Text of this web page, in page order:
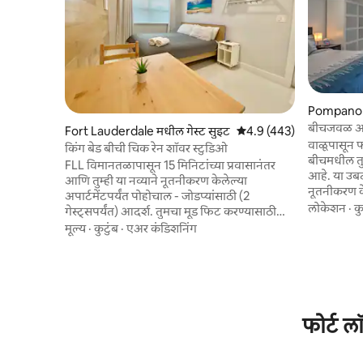
Fort Lauderdale मधील गेस्ट सुइट 5 पैकी 4.9 सरासरी रेटिंग,
4.9 (443)
किंग बेड बीची चिक रेन शॉवर स्टुडिओ
FLL विमानतळापासून 15 मिनिटांच्या प्रवासानंतर
आणि तुम्ही या नव्याने नूतनीकरण केलेल्या
अपार्टमेंटपर्यंत पोहोचाल - जोडप्यांसाठी (2
गेस्ट्सपर्यंत) आदर्श. तुमचा मूड फिट करण्यासाठी
एलईडी लाईट्स बदला! लास ओलास येथील
आयकॉनिक वेव्ह वॉल बीचपासून फक्त 20
मूल्य·कुटुंब·एअर कंडिशनिंग
सुइट
बीचजवळ
वाळूपासून
बीचमधील
आहे. या
नूतनीकरण
स्मार्ट
घ्या किंवा
लोकेशन ·
फोर्ट